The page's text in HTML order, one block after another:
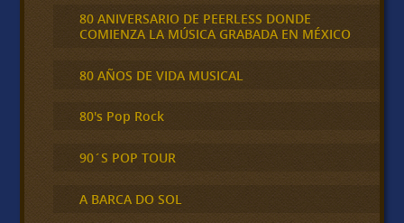
80 ANIVERSARIO DE PEERLESS DONDE
COMIENZA LA MÚSICA GRABADA EN MÉXICO
80 AÑOS DE VIDA MUSICAL
80's Pop Rock
90´S POP TOUR
A BARCA DO SOL